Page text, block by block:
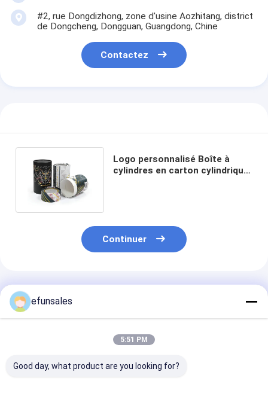
#2, rue Dongdizhong, zone d'usine Aozhitang, district
de Dongcheng, Dongguan, Guangdong, Chine
Contactez
Logo personnalisé Boîte à
cylindres en carton cylindrique
Continuer
Produits Recommandés
efunsales
5:51 PM
Good day, what product are you looking for?